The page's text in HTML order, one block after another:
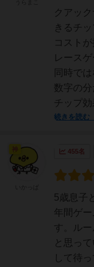
クアッ
きるチ
コスト
レース
同時で
数字の
チップ
続きを読む
455名
5歳息子
年間ゲ
す。ル
と思っ
して待